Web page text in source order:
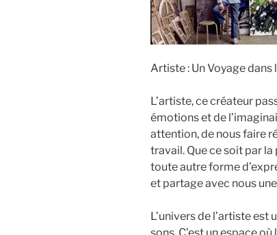
Artiste : Un Voyage
L’artiste, ce créateur
émotions et de
attention, de nous faire
travail. Que ce soit par la
toute autre forme
et partage avec nous
L’univers de l’artiste